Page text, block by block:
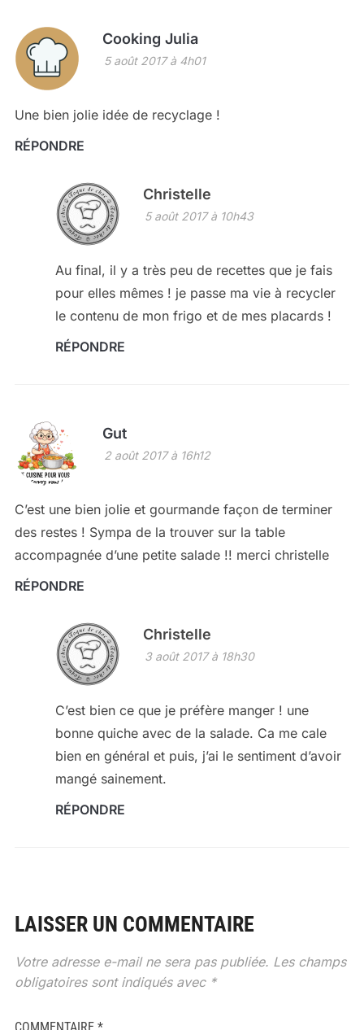
Cooking Julia
5 août 2017 à 4h01
Une bien jolie idée de recyclage !
RÉPONDRE
Christelle
5 août 2017 à 10h43
Au final, il y a très peu de recettes que je fais
pour elles mêmes ! je passe ma vie à recycler
le contenu de mon frigo et de mes placards !
RÉPONDRE
Gut
2 août 2017 à 16h12
C’est une bien jolie et gourmande façon de terminer
des restes ! Sympa de la trouver sur la table
accompagnée d’une petite salade !! merci christelle
RÉPONDRE
Christelle
3 août 2017 à 18h30
C’est bien ce que je préfère manger ! une
bonne quiche avec de la salade. Ca me cale
bien en général et puis, j’ai le sentiment d’avoir
mangé sainement.
RÉPONDRE
LAISSER UN COMMENTAIRE
Votre adresse e-mail ne sera pas publiée. Les champs
obligatoires sont indiqués avec *